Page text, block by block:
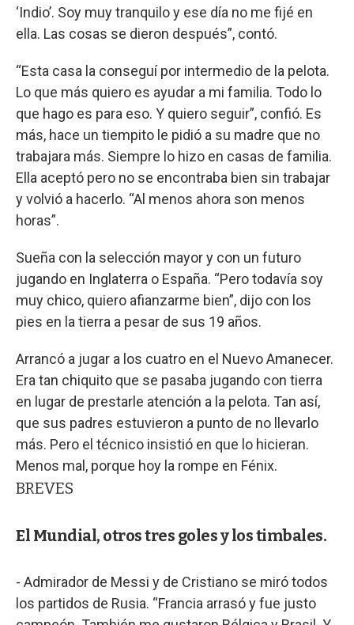
‘Indio’. Soy muy tranquilo y ese día no me fijé en
ella. Las cosas se dieron después”, contó.
“Esta casa la conseguí por intermedio de la pelota.
Lo que más quiero es ayudar a mi familia. Todo lo
que hago es para eso. Y quiero seguir”, confió. Es
más, hace un tiempito le pidió a su madre que no
trabajara más. Siempre lo hizo en casas de familia.
Ella aceptó pero no se encontraba bien sin trabajar
y volvió a hacerlo. “Al menos ahora son menos
horas”.
Sueña con la selección mayor y con un futuro
jugando en Inglaterra o España. “Pero todavía soy
muy chico, quiero afianzarme bien”, dijo con los
pies en la tierra a pesar de sus 19 años.
Arrancó a jugar a los cuatro en el Nuevo Amanecer.
Era tan chiquito que se pasaba jugando con tierra
en lugar de prestarle atención a la pelota. Tan así,
que sus padres estuvieron a punto de no llevarlo
más. Pero el técnico insistió en que lo hicieran.
Menos mal, porque hoy la rompe en Fénix.
BREVES
El Mundial, otros tres goles y los timbales.
- Admirador de Messi y de Cristiano se miró todos
los partidos de Rusia. “Francia arrasó y fue justo